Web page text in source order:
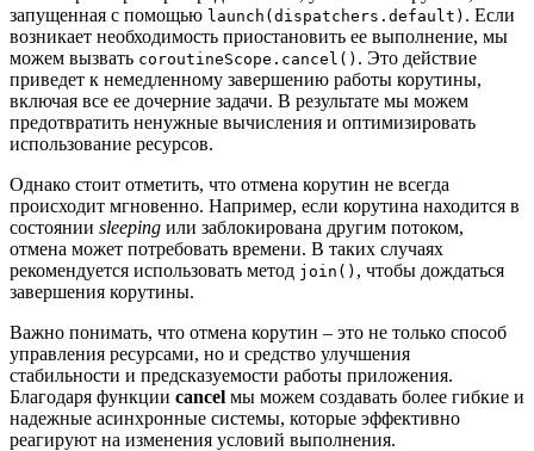
запущенная с помощью launch(dispatchers.default) . Если
возникает необходимость приостановить ее выполнение, мы
можем вызвать coroutineScope.cancel() . Это действие
приведет к немедленному завершению работы корутины,
включая все ее дочерние задачи. В результате мы можем
предотвратить ненужные вычисления и оптимизировать
использование ресурсов.
Однако стоит отметить, что отмена корутин не всегда
происходит мгновенно. Например, если корутина находится в
состоянии sleeping или заблокирована другим потоком,
отмена может потребовать времени. В таких случаях
рекомендуется использовать метод join() , чтобы дождаться
завершения корутины.
Важно понимать, что отмена корутин – это не только способ
управления ресурсами, но и средство улучшения
стабильности и предсказуемости работы приложения.
Благодаря функции cancel мы можем создавать более гибкие и
надежные асинхронные системы, которые эффективно
реагируют на изменения условий выполнения.